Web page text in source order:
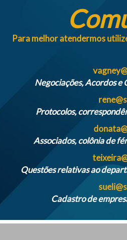
DOS PATRÕES
monitorar saúde
Para melhor atendermos
Negociações, Acordos e
Protocolos,
Associados, colônia de
Questões relativas ao
Cadastro de